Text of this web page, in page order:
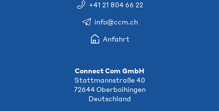
+41 21 804 66 22
info@ccm.ch
Anfahrt
Connect Com GmbH
Stattmannstraße 40
72644 Oberboihingen
Deutschland